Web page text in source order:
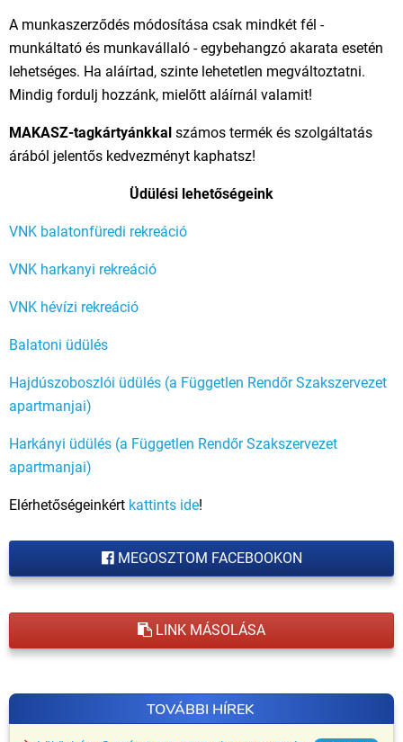
A munkaszerződés módosítása csak mindkét fél -
munkáltató és munkavállaló - egybehangzó akarata esetén
lehetséges. Ha aláírtad, szinte lehetetlen megváltoztatni.
Mindig fordulj hozzánk, mielőtt aláírnál valamit!
MAKASZ-tagkártyánkkal számos termék és szolgáltatás
árából jelentős kedvezményt kaphatsz!
Üdülési lehetőségeink
VNK balatonfüredi rekreáció
VNK harkanyi rekreáció
VNK hévízi rekreáció
Balatoni üdülés
Hajdúszoboszlói üdülés (a Független Rendőr Szakszervezet
apartmanjai)
Harkányi üdülés (a Független Rendőr Szakszervezet
apartmanjai)
Elérhetőségeinkért kattints ide!
MEGOSZTOM FACEBOOKON
LINK MÁSOLÁSA
TOVÁBBI HÍREK